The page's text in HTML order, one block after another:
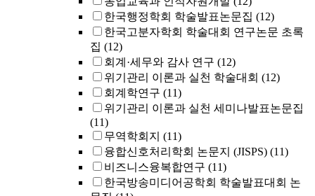
한국행정학회 학술발표논문집 (12)
한국고분자학회 학술대회 연구논문 초록
집 (12)
회계·세무와 감사 연구 (12)
위기관리 이론과 실천 학술대회 (12)
회계학연구 (11)
위기관리 이론과 실천 세미나발표논문집
(11)
무역학회지 (11)
융합신호처리학회 논문지 (JISPS) (11)
비즈니스융복합연구 (11)
한국방송미디어공학회 학술발표대회 논